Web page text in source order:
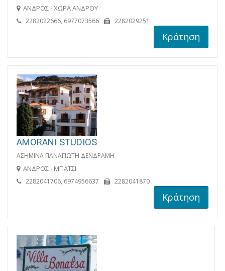
ΑΝΔΡΟΣ - ΧΩΡΑ ΑΝΔΡΟΥ
2282022666, 6977073566 2282029251
Κράτηση
AMORANI STUDIOS
ΑΣΗΜΙΝΑ ΠΑΝΑΓΙΩΤΗ ΔΕΝΔΡΑΜΗ
ΑΝΔΡΟΣ - ΜΠΑΤΣΙ
2282041706, 6974956637 2282041870
Κράτηση